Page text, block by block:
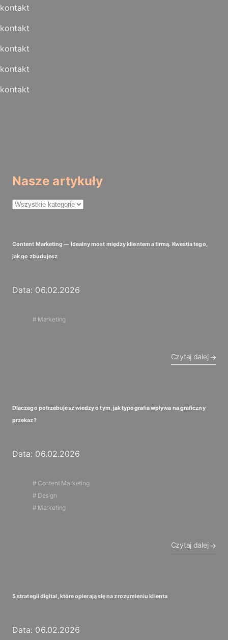
kontakt
kontakt
kontakt
kontakt
kontakt
Nasze artykuły
Content Marketing — Idealny most między klientem a firmą. Kwestia tego,
jak go zbudujesz
Data: 06.02.2026
Marketing
Czytaj dalej
Dlaczego potrzebujesz wiedzy o tym, jak typografia wpływa na graficzny
przekaz?
Data: 06.02.2026
Content Marketing
Design
Marketing
Czytaj dalej
5 strategii digital, które opierają się na zrozumieniu klienta
Data: 06.02.2026